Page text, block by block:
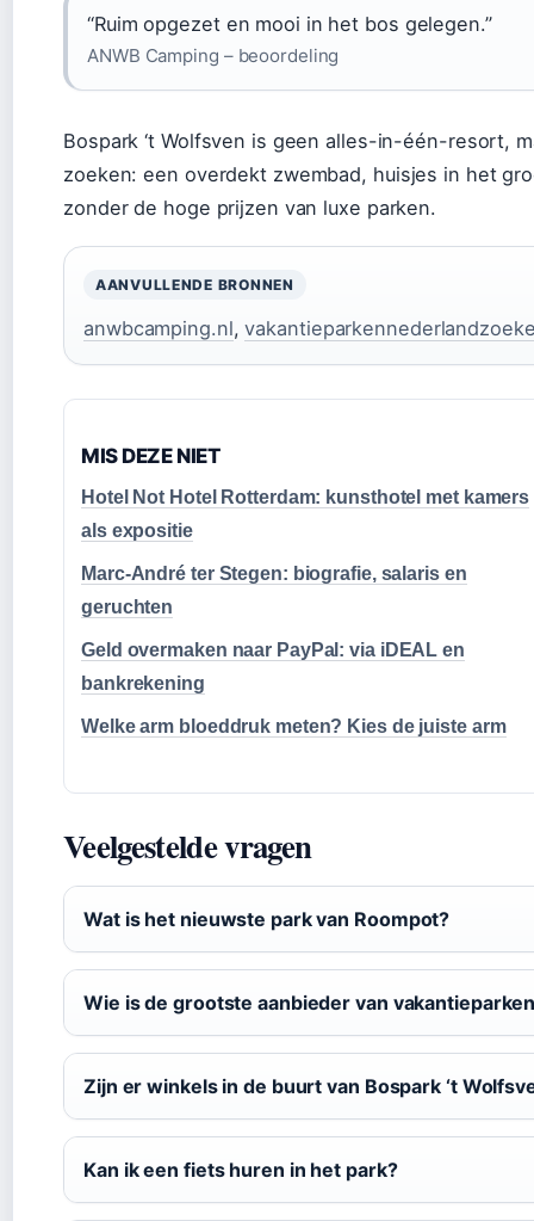
“Ruim opgezet en mooi in het bos gelegen.”
ANWB Camping – beoordeling
Bospark ‘t Wolfsven is geen alles-in-één-resort,
zoeken: een overdekt zwembad, huisjes in het
zonder de hoge prijzen van luxe parken.
AANVULLENDE BRONNEN
anwbcamping.nl,
MIS DEZE NIET
Hotel Not Hotel Rotterdam: kunsthotel met kamers
als expositie
Marc-André ter Stegen: biografie, salaris en
geruchten
Geld overmaken naar PayPal: via iDEAL en
bankrekening
Welke arm bloeddruk meten? Kies de juiste arm
Veelgestelde vragen
Wat is het nieuwste park van Roompot?
Wie is de grootste aanbieder van
Zijn er winkels in de buurt van Bospark ‘t
Kan ik een fiets huren in het park?